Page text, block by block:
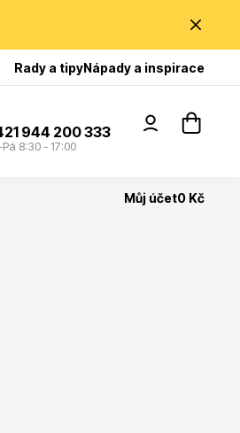
Rady a tipyNápady a inspirace
Vám?
944 200 333
Pá 8:30 - 17:00
Můj účet0 Kč